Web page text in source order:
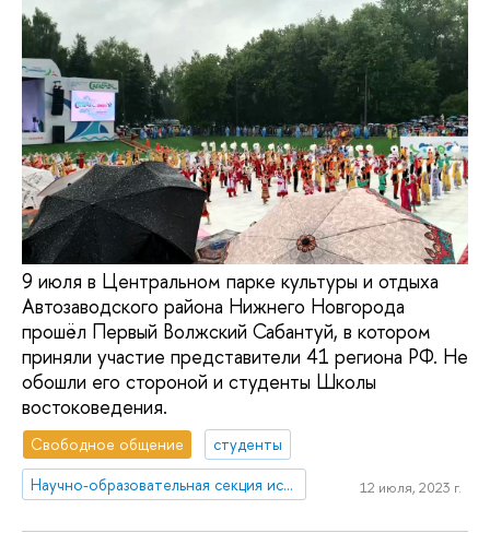
9 июля в Центральном парке культуры и отдыха
Автозаводского района Нижнего Новгорода
прошёл Первый Волжский Сабантуй, в котором
приняли участие представители 41 региона РФ. Не
обошли его стороной и студенты Школы
востоковедения.
Свободное общение
студенты
Научно-образовательная секция исследований Ближнего Востока и Северной Африки
12 июля, 2023 г.